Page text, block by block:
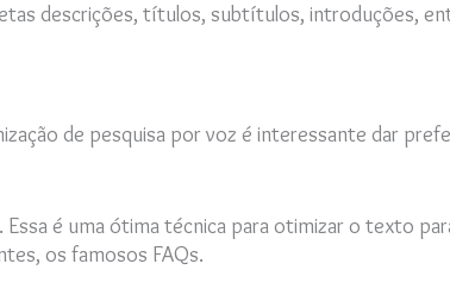
descrições, títulos, subtítulos, introduções,
de pesquisa por voz é interessante dar
Essa é uma ótima técnica para otimizar o texto
os famosos FAQs.